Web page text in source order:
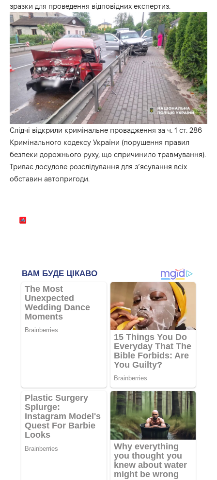
зразки для проведення відповідних експертиз.
Слідчі відкрили кримінальне провадження за ч. 1 ст. 286
Кримінального кодексу України (порушення правил
безпеки дорожнього руху, що спричинило травмування).
Триває досудове розслідування для з’ясування всіх
обставин автопригоди.